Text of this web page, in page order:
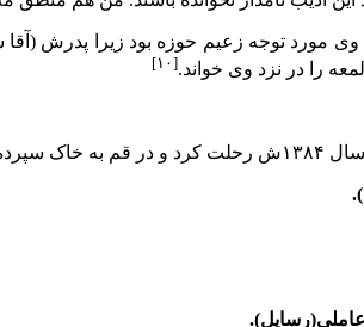
وى مورد توجه زعیم حوزه بود زیرا پدرش
را در نزد وى خواند.[۱۰]
علاوه بر قم سالیان متمادى در تهران مشغول خدمات دینى بود.